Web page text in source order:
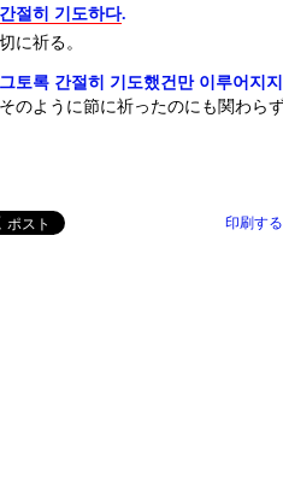
간절히 기도하다.
切に祈る。
그토록 간절히 기도했건만 이루어지
そのように節に祈ったのにも関わら
印刷する